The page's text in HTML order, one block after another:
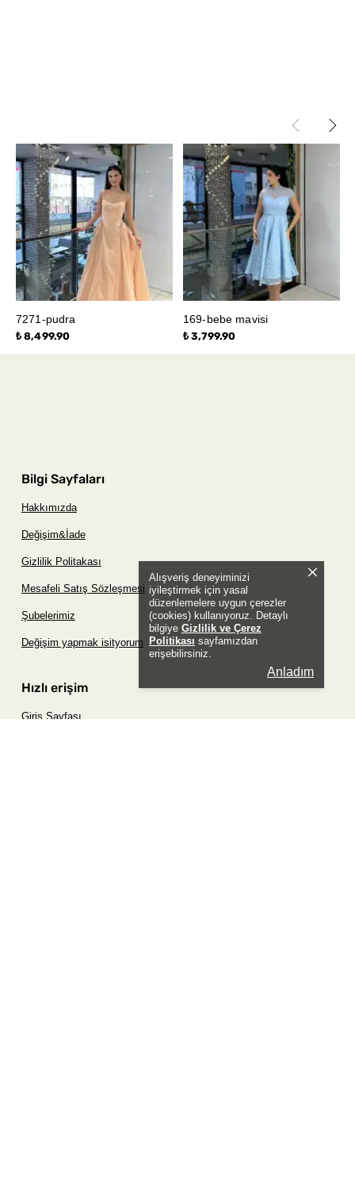
Alışveriş deneyiminizi
iyileştirmek için yasal
düzenlemelere uygun çerezler
(cookies) kullanıyoruz. Detaylı
bilgiye Gizlilik ve Çerez
Politikası sayfamızdan
erişebilirsiniz.
Anladım
7271-pudra
₺ 8,499.90
169-bebe mavisi
₺ 3,799.90
Bilgi Sayfaları
Hakkımızda
Değişim&İade
Gizlilik Politakası
Mesafeli Satış Sözleşmesi
Şubelerimiz
Değişim yapmak isityorum
Hızlı erişim
Giriş Sayfası